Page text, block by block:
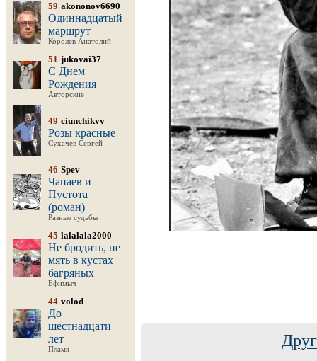
59 akononov6690
Одиннадцатый
маршрут
Королев Анатолий
51 jukovai37
С Днем
Рождения
Авторские
49 ciunchikvv
Розы красные
Сухачев Сергей
46 Spev
Чапаев и
Пустота
(роман)
Разные судьбы
45 lalalala2000
Не бродить, не
мять в кустах
багряных
Ефимыч
44 volod
До
шестнадцати
лет
Пламя